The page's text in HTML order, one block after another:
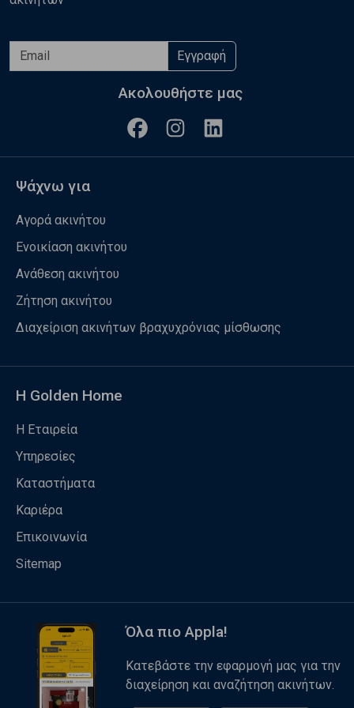
Εγγραφή
Ακολουθήστε μας
Ψάχνω για
Αγορά ακινήτου
Ενοικίαση ακινήτου
Ανάθεση ακινήτου
Ζήτηση ακινήτου
Διαχείριση ακινήτων βραχυχρόνιας μίσθωσης
Η Golden Home
Η Εταιρεία
Υπηρεσίες
Καταστήματα
Καριέρα
Επικοινωνία
Sitemap
Όλα πιο Appla!
Κατεβάστε την εφαρμογή μας για την
διαχείρηση και αναζήτηση ακινήτων.